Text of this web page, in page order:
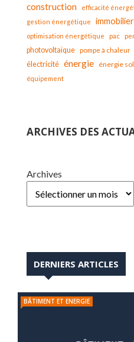
construction efficacité
gestion énergétique immobilier
optimisation énergétique
pac
photovoltaïque pompe à chaleur
électricité énergie énergie
équipement
ARCHIVES DES
Archives
DERNIERS ARTICLES
BÂTIMENT ET ENERGIE